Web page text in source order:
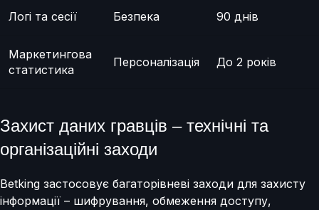
Логі та сесії Безпека 90 днів
Маркетингова
статистика
Персоналізація До 2 років
Захист даних гравців – технічні та
організаційні заходи
Betking застосовує багаторівневі заходи для захисту
інформації – шифрування, обмеження доступу,